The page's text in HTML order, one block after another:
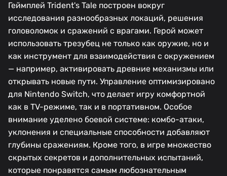
Геймплей Trident's Tale построен вокруг
исследования разнообразных локаций, решения
головоломок и сражений с врагами. Герой может
использовать трезубец не только как оружие, но и
как инструмент для взаимодействия с окружением
— например, активировать древние механизмы или
открывать новые пути. Управление оптимизировано
для Nintendo Switch, что делает игру комфортной
как в TV-режиме, так и в портативном. Особое
внимание уделено боевой системе: комбо-атаки,
уклонения и специальные способности добавляют
глубины сражениям. Кроме того, в игре множество
скрытых секретов и дополнительных испытаний,
которые понравятся самым любознательным